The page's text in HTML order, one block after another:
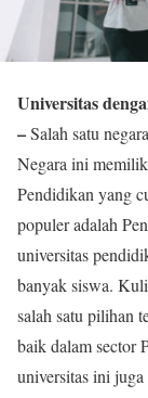
Universitas
–Salah satu
Negara ini
Pendidikan yang
populer adalah
universitas
banyak siswa.
salah satu pilihan
baik dalam sector
universitas ini